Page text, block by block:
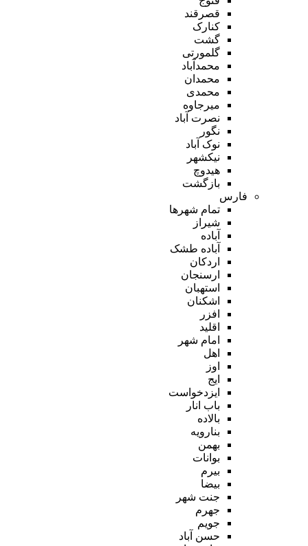
قصرقند
کنارک
گشت
گلمورتی
محمدآباد
محمدان
محمدی
میرجاوه
نصرت آباد
نگور
نوک آباد
نیکشهر
هیدوچ
بازگشت
فارس
تمام شهر‌ها
شیراز
آباده
آباده طشک
اردکان
ارسنجان
استهبان
اشکنان
افزر
اقلید
امام شهر
اهل
اوز
ایج
ایزدخواست
باب انار
بالاده
بنارویه
بهمن
بوانات
بیرم
بیضا
جنت شهر
جهرم
جویم
حسن آباد